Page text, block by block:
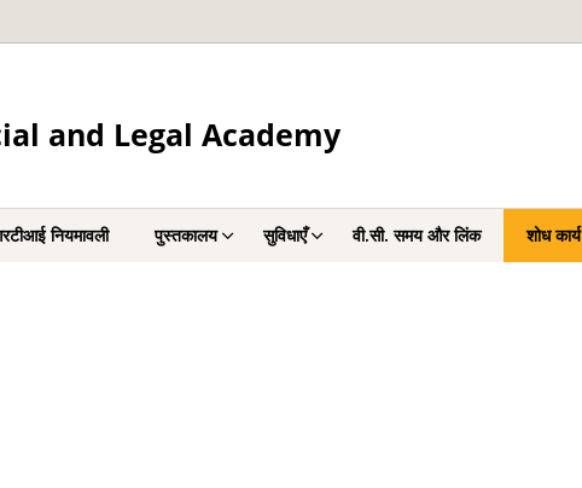
and Legal Academy
नियमावली पुस्तकालय सुविधाएँ वी.सी. समय और लिंक शोध कार्य